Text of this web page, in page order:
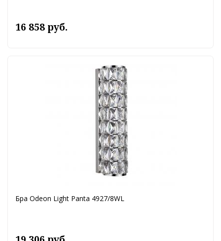
16 858 руб.
Бра Odeon Light Panta 4927/8WL